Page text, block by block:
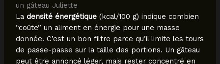
un gâteau Juliette
La densité énergétique(kcal/100 g) indique combien
“coûte” un aliment en énergie pour une masse
donnée. C’est un bon filtre parce qu’il limite les tours
de passe-passe sur la taille des portions. Un gâteau
peut être annoncé léger, mais rester concentré en